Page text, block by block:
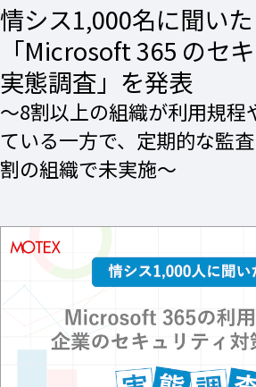
情シス1,000名に聞いた
「Microsoft 365 のセ
実態調査」を発表
～8割以上の組織が利用規程
ている一方で、定期的な監
割の組織で未実施～